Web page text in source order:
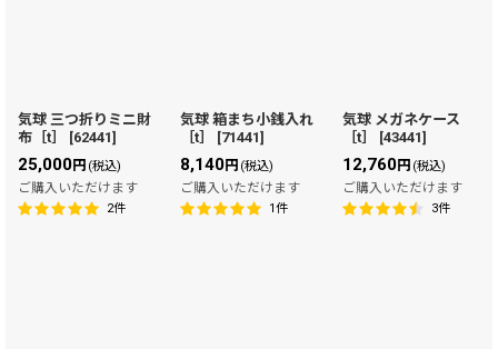
気球 三つ折りミニ財
布［t］
[62441]
25,000円 (税込)
ご購入いただけます
2件
気球 箱まち小銭入れ
［t］
[71441]
8,140円 (税込)
ご購入いただけます
1件
気球 メガネケース
［t］
[43441]
12,760円 (税込)
ご購入いただけます
3件